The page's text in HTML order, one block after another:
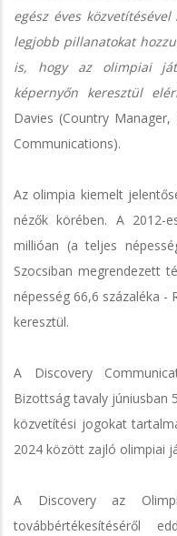
egész éves
legjobb pillanatokat
is, hogy az olimpiai
képernyőn keresztül
Davies (Country
Communications).
Az olimpia kiemelt
nézők körében. A
millióan (a teljes
Szocsiban megrendezett
népesség 66,6 százaléka -
keresztül.
A Discovery
Bizottság tavaly júniusban
közvetítési jogokat
2024 között zajló olimpiai
A Discovery az
továbbértékesítéséről